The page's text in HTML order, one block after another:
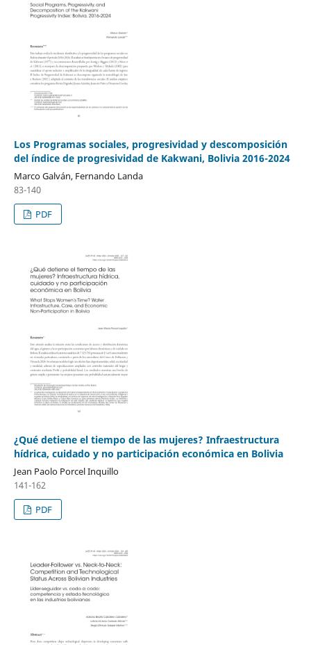
Los Programas sociales, progresividad y descomposición
del índice de progresividad de Kakwani, Bolivia 2016-2024
Marco Galván, Fernando Landa
83-140
PDF
¿Qué detiene el tiempo de las mujeres? Infraestructura
hídrica, cuidado y no participación económica en Bolivia
Jean Paolo Porcel Inquillo
141-162
PDF